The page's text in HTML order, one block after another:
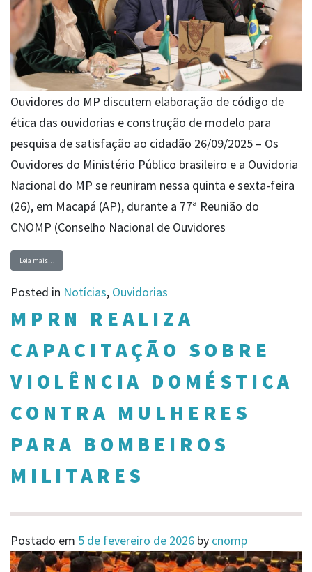
Ouvidores do MP discutem elaboração de código de
ética das ouvidorias e construção de modelo para
pesquisa de satisfação ao cidadão 26/09/2025 – Os
Ouvidores do Ministério Público brasileiro e a Ouvidoria
Nacional do MP se reuniram nessa quinta e sexta-feira
(26), em Macapá (AP), durante a 77ª Reunião do
CNOMP (Conselho Nacional de Ouvidores
Leia mais…
Posted in Notícias, Ouvidorias
MPRN REALIZA
CAPACITAÇÃO SOBRE
VIOLÊNCIA DOMÉSTICA
CONTRA MULHERES
PARA BOMBEIROS
MILITARES
Postado em 5 de fevereiro de 2026 by cnomp